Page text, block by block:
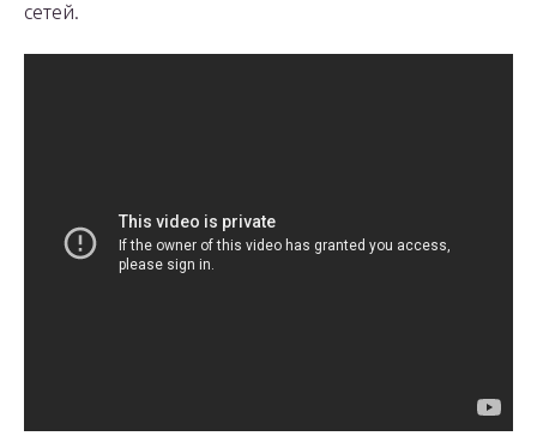
сетей.